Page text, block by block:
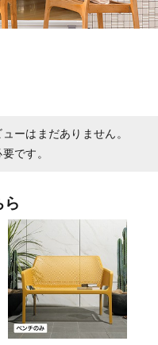
ーはまだありません。
です。
ら